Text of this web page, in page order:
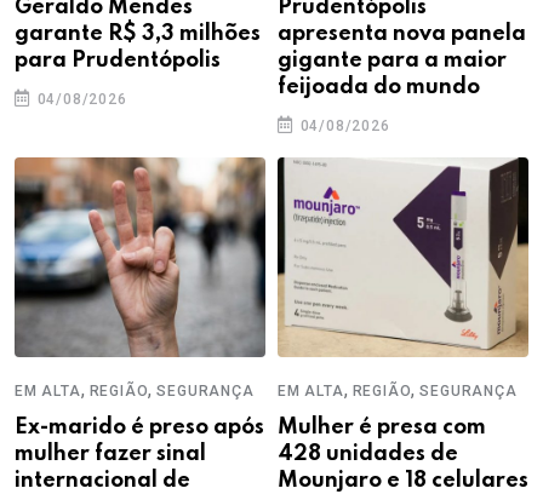
Geraldo Mendes
garante R$ 3,3 milhões
para Prudentópolis
04/08/2026
Prudentópolis
apresenta nova panela
gigante para a maior
feijoada do mundo
04/08/2026
EM ALTA, REGIÃO,SEGURANÇA
Ex-marido é preso após
mulher fazer sinal
internacional de
EM ALTA, REGIÃO,SEGURANÇA
Mulher é presa com
428 unidades de
Mounjaro e 18 celulares